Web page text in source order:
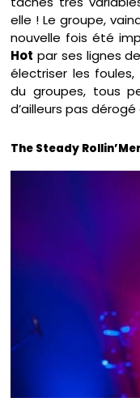
elle ! Le groupe,
nouvelle fois été
Hot par ses lignes
électriser les
du groupes, tous
d’ailleurs pas
The Steady